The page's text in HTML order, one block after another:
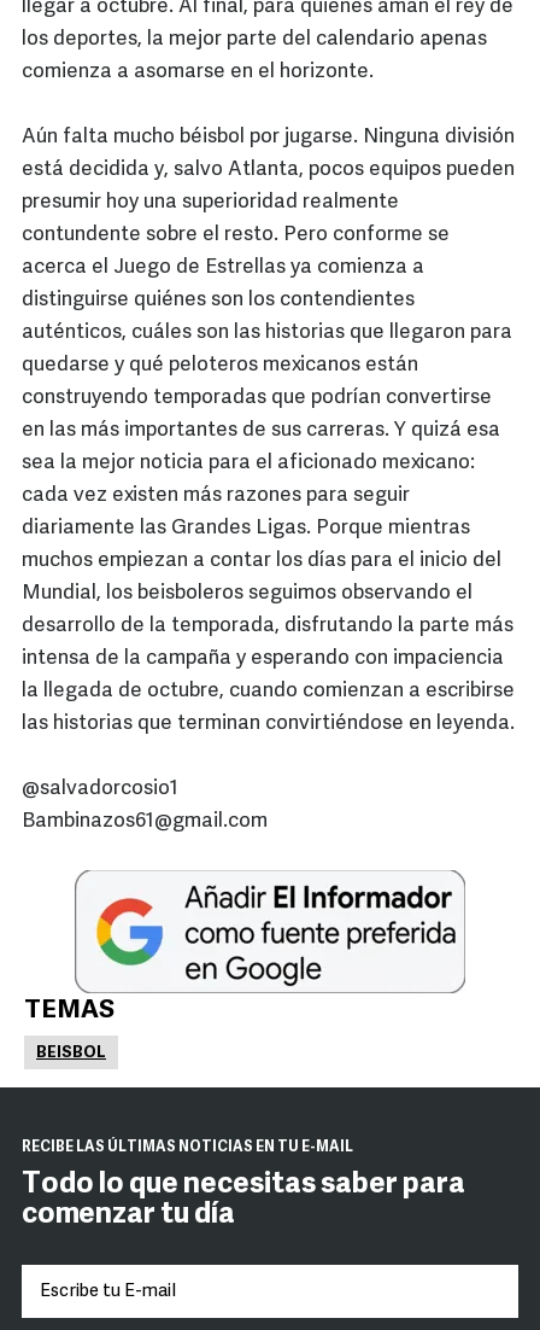
llegar a octubre. Al final, para quienes aman el rey de
los deportes, la mejor parte del calendario apenas
comienza a asomarse en el horizonte.
Aún falta mucho béisbol por jugarse. Ninguna división
está decidida y, salvo Atlanta, pocos equipos pueden
presumir hoy una superioridad realmente
contundente sobre el resto. Pero conforme se
acerca el Juego de Estrellas ya comienza a
distinguirse quiénes son los contendientes
auténticos, cuáles son las historias que llegaron para
quedarse y qué peloteros mexicanos están
construyendo temporadas que podrían convertirse
en las más importantes de sus carreras. Y quizá esa
sea la mejor noticia para el aficionado mexicano:
cada vez existen más razones para seguir
diariamente las Grandes Ligas. Porque mientras
muchos empiezan a contar los días para el inicio del
Mundial, los beisboleros seguimos observando el
desarrollo de la temporada, disfrutando la parte más
intensa de la campaña y esperando con impaciencia
la llegada de octubre, cuando comienzan a escribirse
las historias que terminan convirtiéndose en leyenda.
@salvadorcosio1
Bambinazos61@gmail.com
TEMAS
BEISBOL
RECIBE LAS ÚLTIMAS NOTICIAS EN TU E-MAIL
Todo lo que necesitas saber para
comenzar tu día